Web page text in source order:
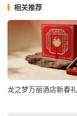
相关推荐
龙之梦万丽酒店新春